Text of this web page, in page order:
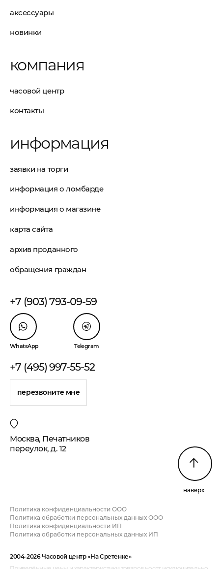
аксессуары
новинки
компания
часовой центр
контакты
информация
заявки на торги
информация о ломбарде
информация о магазине
карта сайта
архив проданного
обращения граждан
+7 (903) 793-09-59
WhatsApp Telegram
+7 (495) 997-55-52
перезвоните мне
Москва, Печатников
переулок, д. 12
наверх
Политика конфиденциальности ООО
Политика обработки персональных данных ООО
Политика конфиденциальности ИП
Политика обработки персональных данных ИП
2004-2026 Часовой центр «На Сретенке»